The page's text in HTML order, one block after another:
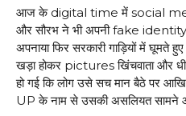
आज के digital time में social media
और सौरभ ने भी अपनी fake identity
अपनाया फिर सरकारी गाड़ियों में घूमते
खड़ा होकर pictures खिंचवाता और
हो गई कि लोग उसे सच मान बैठे पर
UP के नाम से उसकी असलियत सामने